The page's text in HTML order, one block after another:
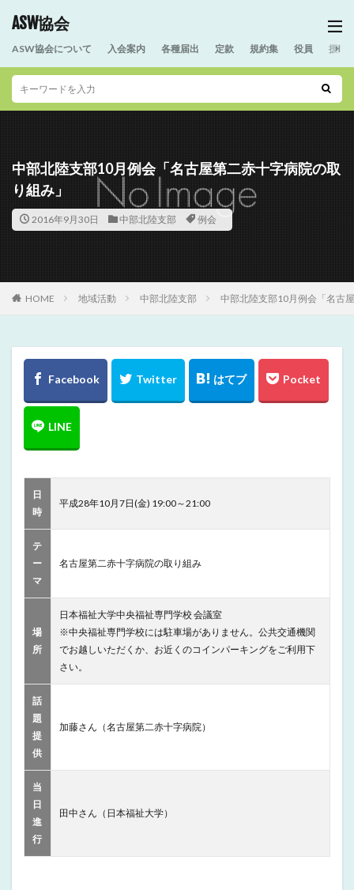
ASW協会
ASW協会について 入会案内 各種届出 定款 規約集 役員 援助
中部北陸支部10月例会「名古屋第二赤十字病院の取
り組み」
2016年9月30日 中部北陸支部 例会
HOME 地域活動 中部北陸支部 中部北陸支部10月例会「名古
日
時
平成28年10月7日(金) 19:00～21:00
テ
ー
マ
名古屋第二赤十字病院の取り組み
場
所
日本福祉大学中央福祉専門学校 会議室
※中央福祉専門学校には駐車場がありません。公共交通機関
でお越しいただくか、お近くのコインパーキングをご利用下
さい。
話
題
提
供
加藤さん（名古屋第二赤十字病院）
当
日
進
行
田中さん（日本福祉大学）